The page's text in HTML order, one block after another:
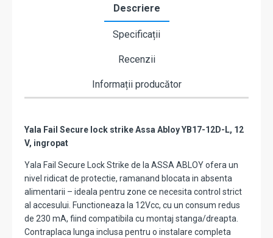
Descriere
Specificații
Recenzii
Informații producător
Yala Fail Secure lock strike Assa Abloy YB17-12D-L, 12
V, ingropat
Yala Fail Secure Lock Strike de la ASSA ABLOY ofera un
nivel ridicat de protectie, ramanand blocata in absenta
alimentarii – ideala pentru zone ce necesita control strict
al accesului. Functioneaza la 12Vcc, cu un consum redus
de 230 mA, fiind compatibila cu montaj stanga/dreapta.
Contraplaca lunga inclusa pentru o instalare completa